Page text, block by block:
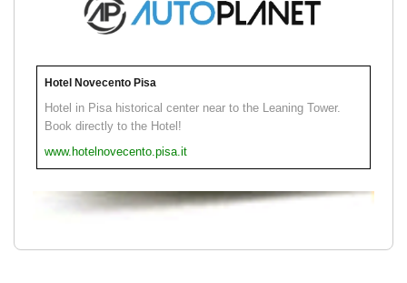
Hotel Novecento Pisa
Hotel in Pisa historical center near to the Leaning Tower.
Book directly to the Hotel!
www.hotelnovecento.pisa.it